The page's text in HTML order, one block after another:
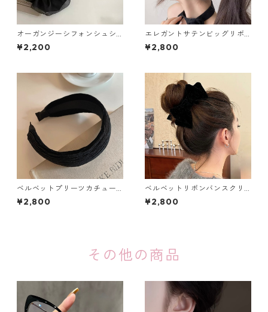
オーガンジーシフォンシュシ
ュ（選べる２個セット）：608
¥2,200
エレガントサテンビッグリボ
ンバナナクリップ（２色）：6
67
¥2,800
ベルベットプリーツカチュー
シャ（4色）：620
¥2,800
ベルベットリボンバンスクリ
ップ：613
¥2,800
その他の商品